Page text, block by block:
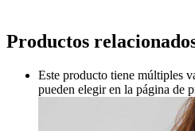
Productos
Este producto tiene múltiples
pueden elegir en la página de